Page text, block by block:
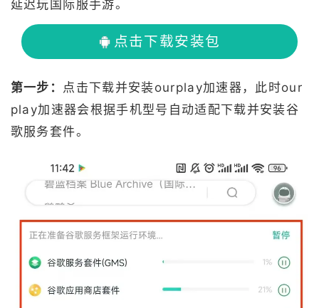
延迟玩国际服手游。
点击下载安装包
第一步： 点击下载并安装ourplay加速器，此时our
play加速器会根据手机型号自动适配下载并安装谷
歌服务套件。